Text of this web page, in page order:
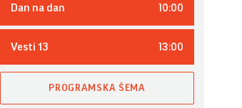
Dan na dan 10:00
Vesti 13 13:00
PROGRAMSKA ŠEMA